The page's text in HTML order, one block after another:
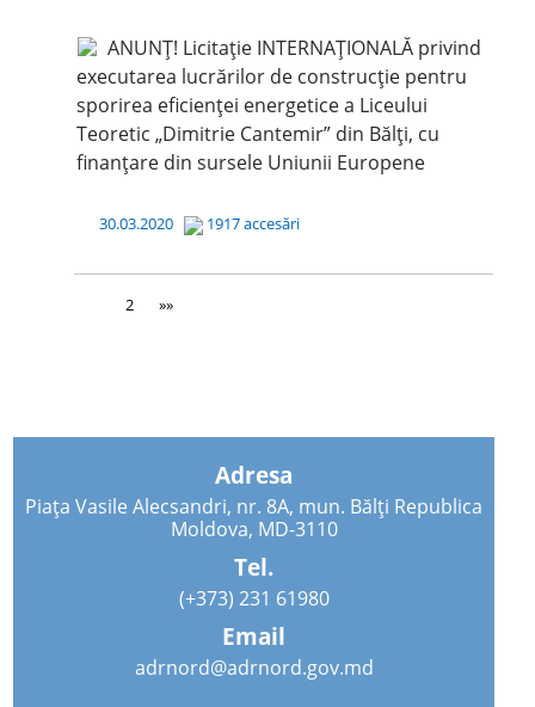
ANUNȚ! Licitație INTERNAȚIONALĂ privind
executarea lucrărilor de construcție pentru
sporirea eficienței energetice a Liceului
Teoretic „Dimitrie Cantemir” din Bălți, cu
finanțare din sursele Uniunii Europene
30.03.2020 1917 accesări
2 »»
Adresa
Piața Vasile Alecsandri, nr. 8A, mun. Bălți Republica
Moldova, MD-3110
Tel.
(+373) 231 61980
Email
adrnord@adrnord.gov.md